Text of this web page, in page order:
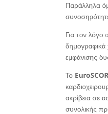
Παράλληλα
Για τον
δημογραφικά
εμφάνισης
Το
ακρίβεια σε
συνολικής